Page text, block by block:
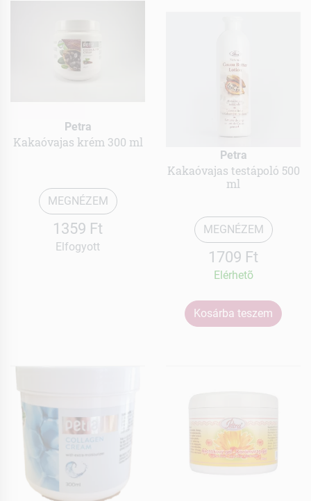
Petra
Kakaóvajas krém 300 ml
MEGNÉZEM
1359 Ft
Elfogyott
Petra
Kakaóvajas testápoló 500
ml
MEGNÉZEM
1709 Ft
Elérhetõ
Kosárba teszem